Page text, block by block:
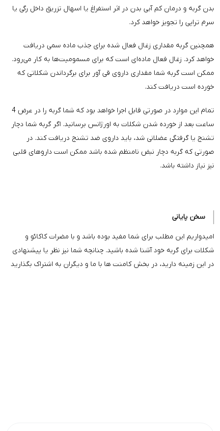
بدن گربه و درمان کم آبی بدن در اثر استفراغ یا اسهال تزریق داخل رگی یا
سرم تراپی را تجویز خواهد کرد.
همچنین گربه مقداری زغال فعال شده برای جذب ماده سمی دریافت
خواهد کرد. زغال فعال ماده‌ای است که برای مسمومیت‌ها به کار می‌رود.
ممکن است گربه شما مقداری داروی قی آور برای برگرداندن شکلاتی که
خورده است دریافت کند.
تمام این موارد در صورتی قابل اجرا خواهد بود که شما گربه را در عرض 4
ساعت بعد از خورده شدن شکلات به اورژانس برسانید. اگر گربه شما دچار
تشنج یا گرفتگی عضلانی شد، باید داروی ضد تشنج دریافت کند. در
صورتی که گربه دچار نبض نامنظم شده باشد ممکن است داروهای قلبی
نیز نیاز داشته باشد.
سخن پایانی
امیدواریم این مطلب برای شما مفید بوده باشد و با مضرات کاکائو و
شکلات برای گربه خود آشنا شده باشید. چنانچه شما نیز نظر یا پیشنهادی
در این زمینه دارید، در بخش کامنت ها با ما و دیگران به اشتراک بگذارید